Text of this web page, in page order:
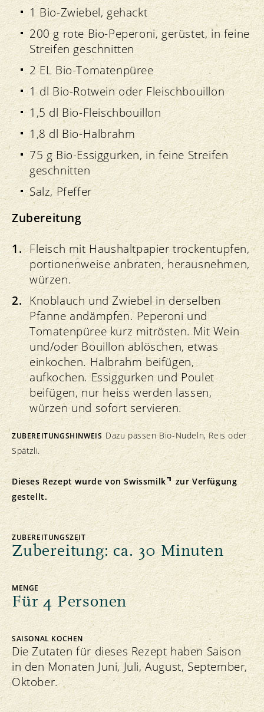
1 Bio-Zwiebel, gehackt
200 g rote Bio-Peperoni, gerüstet, in feine
Streifen geschnitten
2 EL Bio-Tomatenpüree
1 dl Bio-Rotwein oder Fleischbouillon
1,5 dl Bio-Fleischbouillon
1,8 dl Bio-Halbrahm
75 g Bio-Essiggurken, in feine Streifen
geschnitten
Salz, Pfeffer
Zubereitung
Fleisch mit Haushaltpapier trockentupfen,
portionenweise anbraten, herausnehmen,
würzen.
Knoblauch und Zwiebel in derselben
Pfanne andämpfen. Peperoni und
Tomatenpüree kurz mitrösten. Mit Wein
und/oder Bouillon ablöschen, etwas
einkochen. Halbrahm beifügen,
aufkochen. Essiggurken und Poulet
beifügen, nur heiss werden lassen,
würzen und sofort servieren.
ZUBEREITUNGSHINWEIS Dazu passen Bio-Nudeln, Reis oder
Spätzli.
Dieses Rezept wurde vonSwissmilk
zur Verfügung
gestellt.
ZUBEREITUNGSZEIT
Zubereitung: ca. 30 Minuten
MENGE
Für 4 Personen
SAISONAL KOCHEN
Die Zutaten für dieses Rezept haben Saison
in den Monaten Juni, Juli, August, September,
Oktober.